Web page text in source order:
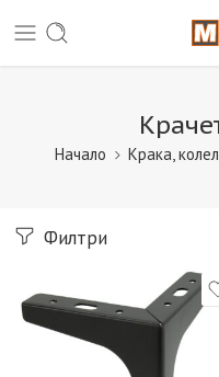
Начало Крака,
Филтри